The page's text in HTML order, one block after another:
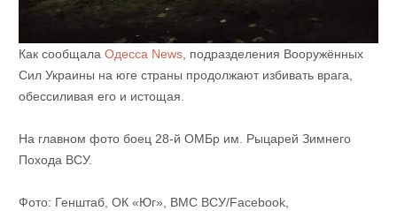
Как сообщала Одесса News, подразделения Вооружённых
Сил Украины на юге страны продолжают избивать врага,
обессиливая его и истощая.
На главном фото боец 28-й ОМБр им. Рыцарей Зимнего
Похода ВСУ.
Фото: Генштаб, ОК «Юг», ВМС ВСУ/Facebook,